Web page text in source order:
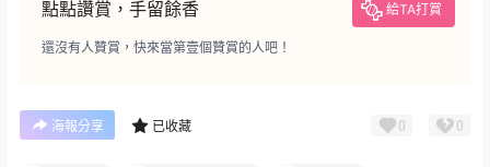
點點讚賞，手留餘香 給TA打賞
還沒有人贊賞，快來當第壹個贊賞的人吧！
海報分享 已收藏 0 0